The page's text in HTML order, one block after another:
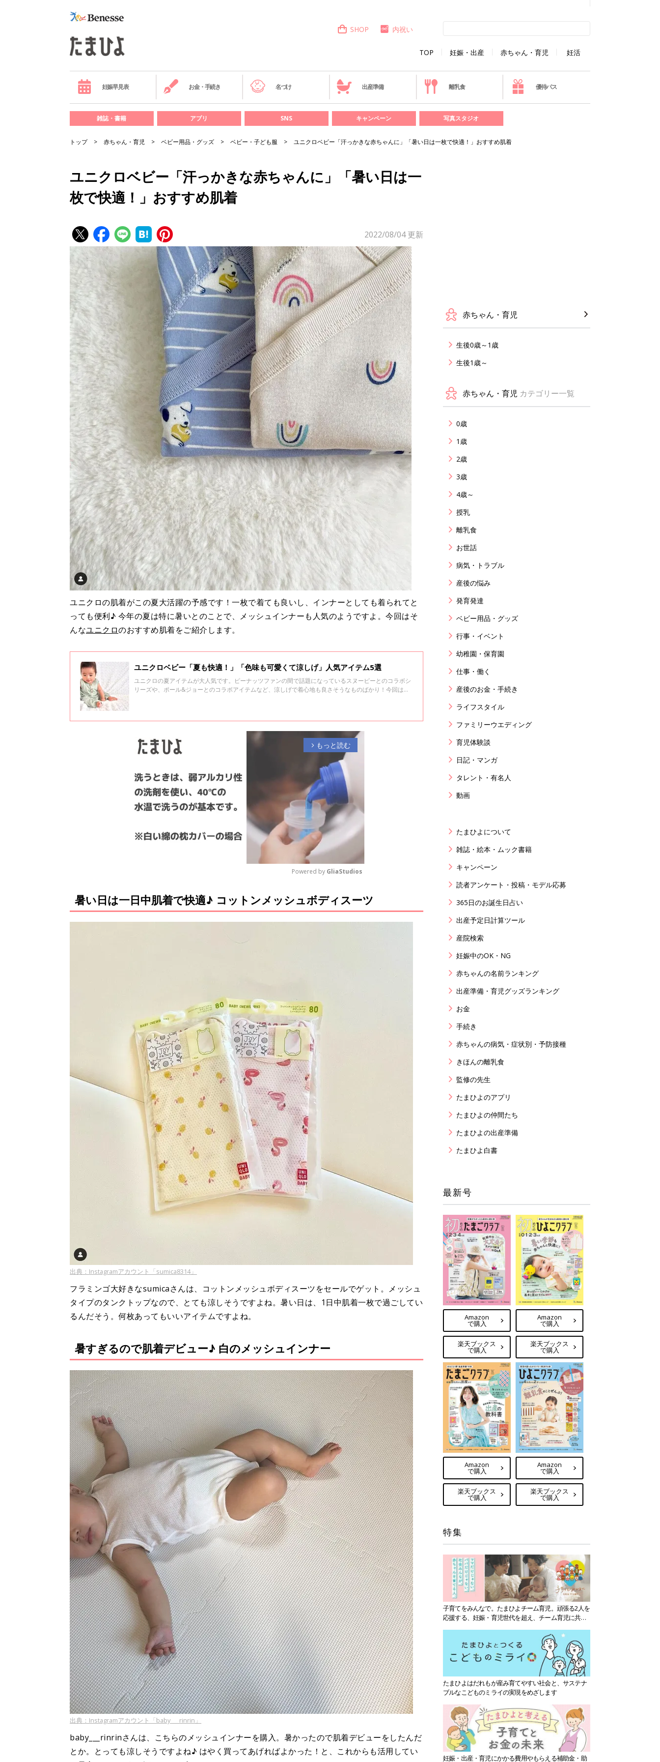
TOP 妊娠・出産 赤ちゃん・育児 妊活
SHOP 内祝い
妊娠早見表 お金・手続き 名づけ 出産準備 離乳食 優待パス
雑誌・書籍 アプリ SNS キャンペーン 写真スタジオ
トップ 赤ちゃん・育児 ベビー用品・グッズ ベビー・子ども服 ユニクロベビー「汗っかきな赤ちゃんに」「暑い日は一枚で快適！」おすすめ肌着
ユニクロベビー「汗っかきな赤ちゃんに」「暑い日は一
枚で快適！」おすすめ肌着
2022/08/04更新
ユニクロの肌着がこの夏大活躍の予感です！一枚で着ても良いし、インナーとしても着られてと
っても便利♪ 今年の夏は特に暑いとのことで、メッシュインナーも人気のようですよ。今回はそ
んなユニクロのおすすめ肌着をご紹介します。
ユニクロベビー「夏も快適！」「色味も可愛くて涼しげ」人気アイテム5選
ユニクロの夏アイテムが大人気です。ピーナッツファンの間で話題になっているスヌーピーとのコラボシ
リーズや、ポール&ジョーとのコラボアイテムなど、涼しげで着心地も良さそうなものばかり！今回は、
arrow_forward_ios もっと読む
M
u
Powered by GliaStudios
暑い日は一日中肌着で快適♪ コットンメッシュボディスーツ
出典：Instagramアカウント「sumica8314」
フラミンゴ大好きなsumicaさんは、コットンメッシュボディスーツをセールでゲット。メッシュ
タイプのタンクトップなので、とても涼しそうですよね。暑い日は、1日中肌着一枚で過ごしてい
るんだそう。何枚あってもいいアイテムですよね。
暑すぎるので肌着デビュー♪ 白のメッシュインナー
出典：Instagramアカウント「baby___rinrin」
baby___rinrinさんは、こちらのメッシュインナーを購入。暑かったので肌着デビューをしたんだ
とか。とっても涼しそうですよね♪ はやく買ってあげればよかった！と、これからも活用してい
赤ちゃん・育児
生後0歳～1歳
生後1歳～
赤ちゃん・育児 カテゴリー一覧
0歳
1歳
2歳
3歳
4歳～
授乳
離乳食
お世話
病気・トラブル
産後の悩み
発育発達
ベビー用品・グッズ
行事・イベント
幼稚園・保育園
仕事・働く
産後のお金・手続き
ライフスタイル
ファミリーウエディング
育児体験談
日記・マンガ
タレント・有名人
動画
たまひよについて
雑誌・絵本・ムック書籍
キャンペーン
読者アンケート・投稿・モデル応募
365日のお誕生日占い
出産予定日計算ツール
産院検索
妊娠中のOK・NG
赤ちゃんの名前ランキング
出産準備・育児グッズランキング
お金
手続き
赤ちゃんの病気・症状別・予防接種
きほんの離乳食
監修の先生
たまひよのアプリ
たまひよの仲間たち
たまひよの出産準備
たまひよ白書
最新号
Amazon
で購入
楽天ブックス
で購入
Amazon
で購入
楽天ブックス
で購入
Amazon
で購入
楽天ブックス
で購入
Amazon
で購入
楽天ブックス
で購入
特集
子育てをみんなで。たまひよチーム育児。頑張る2人を
応援する、妊娠・育児世代を超え、チーム育児に共感
たまひよはだれもが産み育てやすい社会と、サステナ
ブルなこどものミライの実現をめざします
妊娠・出産・育児にかかる費用やもらえる補助金・助